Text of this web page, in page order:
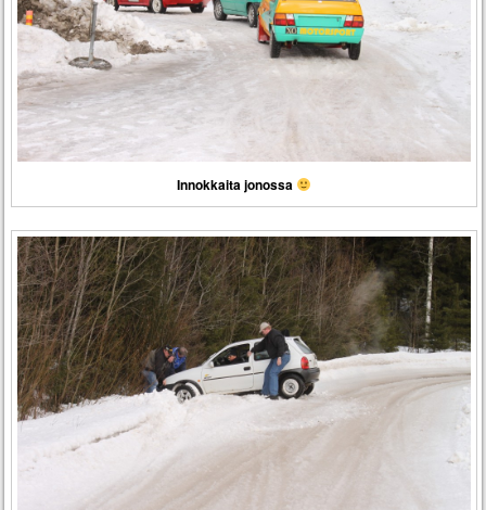
Innokkaita jonossa